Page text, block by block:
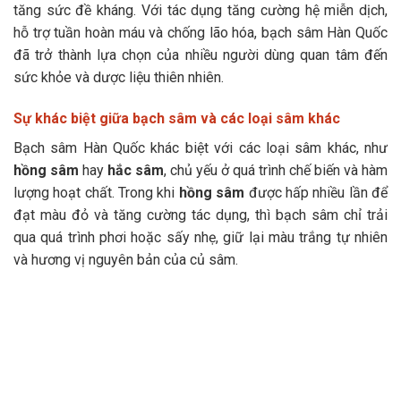
tăng sức đề kháng. Với tác dụng tăng cường hệ miễn dịch,
hỗ trợ tuần hoàn máu và chống lão hóa, bạch sâm Hàn Quốc
đã trở thành lựa chọn của nhiều người dùng quan tâm đến
sức khỏe và dược liệu thiên nhiên.
Sự khác biệt giữa bạch sâm và các loại sâm khác
Bạch sâm Hàn Quốc khác biệt với các loại sâm khác, như
hồng sâm hay hắc sâm, chủ yếu ở quá trình chế biến và hàm
lượng hoạt chất. Trong khi hồng sâm được hấp nhiều lần để
đạt màu đỏ và tăng cường tác dụng, thì bạch sâm chỉ trải
qua quá trình phơi hoặc sấy nhẹ, giữ lại màu trắng tự nhiên
và hương vị nguyên bản của củ sâm.